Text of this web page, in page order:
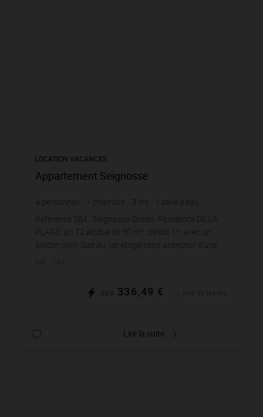
LOCATION VACANCES
Appartement Seignosse
4 personnes chambre 3 lits
salle d'eau
Référence 584 : Seignosse Océan, Résidence DE LA
PLAGE, un T2 alcôve de 30 m², classé 1*, avec un
balcon plein Sud au 1er étage sans asenceur d'une
DÈS 336,49 €
Lire la suite